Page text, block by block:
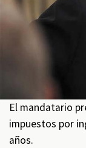
El mandatario
impuestos por
años.